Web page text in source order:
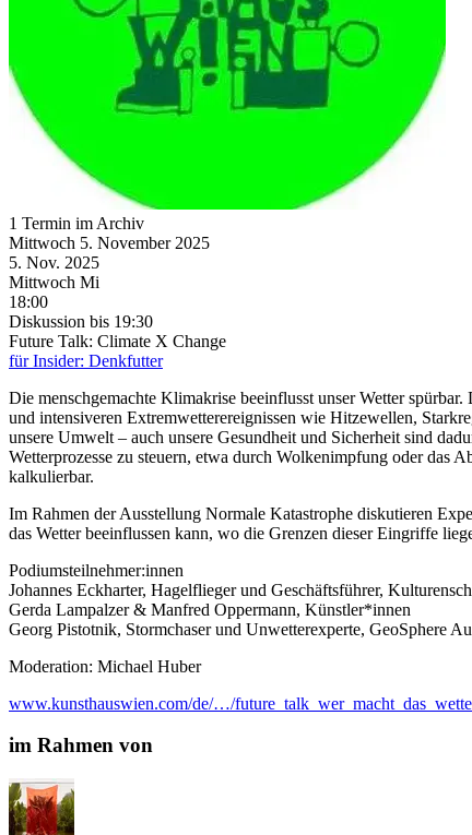
1 Termin im Archiv
Mittwoch 5. November 2025
5. Nov. 2025
Mittwoch Mi
18:00
Diskussion bis 19:30
Future Talk: Climate X Change
für Insider: Denkfutter
Die menschgemachte Klimakrise beeinflusst unser Wetter
und intensiveren Extremwetterereignissen wie Hitzewellen,
unsere Umwelt – auch unsere Gesundheit und Sicherheit sind
Wetterprozesse zu steuern, etwa durch Wolkenimpfung oder das
kalkulierbar.
Im Rahmen der Ausstellung Normale Katastrophe diskutieren
das Wetter beeinflussen kann, wo die Grenzen dieser Eingriffe
Podiumsteilnehmer:innen
Johannes Eckharter, Hagelflieger und Geschäftsführer,
Gerda Lampalzer & Manfred Oppermann, Künstler*innen
Georg Pistotnik, Stormchaser und Unwetterexperte, GeoSphere
Moderation: Michael Huber
www.kunsthauswien.com/de/…/
im Rahmen von